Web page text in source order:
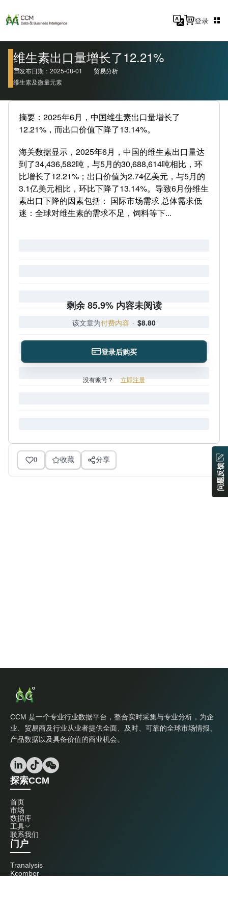
登录
维生素出口量增长了12.21%
发布日期：2025-08-01
贸易分析
维生素及微量元素
摘要：2025年6月，中国维生素出口量增长了
12.21%，而出口价值下降了13.14%。
海关数据显示，2025年6月，中国的维生素出口量达
到了34,436,582吨，与5月的30,688,614吨相比，环
比增长了12.21%；出口价值为2.74亿美元，与5月的
3.1亿美元相比，环比下降了13.14%。导致6月份维生
素出口下降的因素包括： 国际市场需求 总体需求低
迷：全球对维生素的需求不足，饲料等下...
剩余 85.9% 内容未阅读
该文章为付费内容 · $8.80
登录后购买
没有账号？ 立即注册
0 收藏 分享
CCM 是一个专业行业数据平台，整合实时采集与专业分析，为企
业、贸易商及行业从业者提供全面、及时、可靠的全球市场情报、
产品数据以及具备价值的商业机会。
探索CCM
首页
市场
数据库
工具
联系我们
门户
Tranalysis
Kcomber
问题反馈